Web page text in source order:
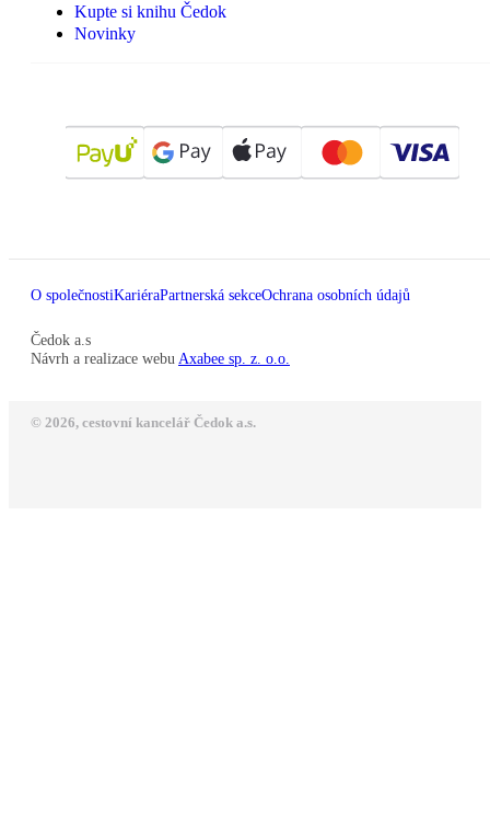
Kupte si knihu Čedok
Novinky
O společnostiKariéraPartnerská sekceOchrana osobních údajů
Čedok a.s
Návrh a realizace webu Axabee sp. z. o.o.
© 2026, cestovní kancelář Čedok a.s.